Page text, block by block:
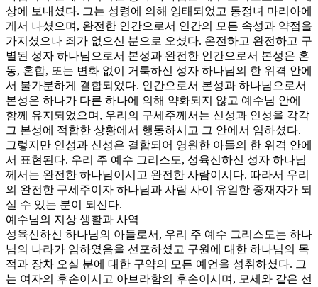
상에 보내셨다. 그는 성령에 의해 잉태되었고 동정녀 마리아에
게서 나셨으며, 완전한 인간으로서 인간의 모든 속성과 약점을
가지셨으나 죄가 없으신 분으로 오셨다. 온전하고 완전하고 구
별된 성자 하나님으로서 본성과 완전한 인간으로서 본성은 혼
동, 혼합, 또는 변화 없이 거룩하신 성자 하나님의 한 위격 안에
서 불가분하게 결합되었다. 인간으로서 본성과 하나님으로서
본성은 하나가 다른 하나에 의해 약화되지 않고 예수님 안에
함께 유지되었으며, 우리의 구세주께서는 신성과 인성을 각각
그 본성에 적합한 상황에서 행동하시고 그 안에서 임하셨다.
그렇지만 인성과 신성은 결합되어 영원한 아들의 한 위격 안에
서 표현된다. 우리 주 예수 그리스도, 성육신하신 성자 하나님
께서는 완전한 하나님이시고 완전한 사람이시다. 따라서 우리
의 완전한 구세주이자 하나님과 사람 사이 유일한 중재자가 되
실 수 있는 분이 되신다.
예수님의 지상 생활과 사역
성육신하신 하나님의 아들로서, 우리 주 예수 그리스도는 하나
님의 나라가 임하였음을 선포하셨고 구원에 대한 하나님의 목
적과 장차 오실 분에 대한 구약의 모든 예언을 성취하셨다. 그
는 여자의 후손이시고 아브라함의 후손이시며, 모세와 같은 선